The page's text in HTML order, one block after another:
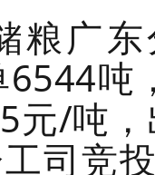
粮广
吨
元/吨
司竞